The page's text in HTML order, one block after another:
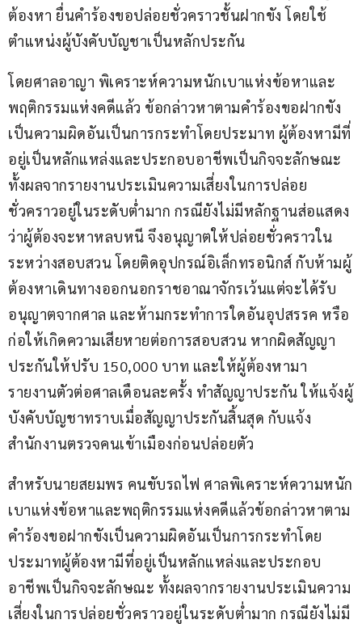
ต้องหา ยื่นคำร้องขอปล่อยชั่วคราวชั้นฝากขัง โดยใช้
ตำแหน่งผู้บังคับบัญชาเป็นหลักประกัน
โดยศาลอาญา พิเคราะห์ความหนักเบาแห่งข้อหาและ
พฤติกรรมแห่งคดีแล้ว ข้อกล่าวหาตามคำร้องขอฝากขัง
เป็นความผิดอันเป็นการกระทำโดยประมาท ผู้ต้องหามีที่
อยู่เป็นหลักแหล่งและประกอบอาชีพเป็นกิจจะลักษณะ
ทั้งผลจากรายงานประเมินความเสี่ยงในการปล่อย
ชั่วคราวอยู่ในระดับต่ำมาก กรณียังไม่มีหลักฐานส่อแสดง
ว่าผู้ต้องจะหาหลบหนี จึงอนุญาตให้ปล่อยชั่วคราวใน
ระหว่างสอบสวน โดยติดอุปกรณ์อิเล็กทรอนิกส์ กับห้ามผู้
ต้องหาเดินทางออกนอกราชอาณาจักรเว้นแต่จะได้รับ
อนุญาตจากศาล และห้ามกระทำการใดอันอุปสรรค หรือ
ก่อให้เกิดความเสียหายต่อการสอบสวน หากผิดสัญญา
ประกันให้ปรับ 150,000 บาท และให้ผู้ต้องหามา
รายงานตัวต่อศาลเดือนละครั้ง ทำสัญญาประกัน ให้แจ้งผู้
บังคับบัญชาทราบเมื่อสัญญาประกันสิ้นสุด กับแจ้ง
สำนักงานตรวจคนเข้าเมืองก่อนปล่อยตัว
สำหรับนายสยมพร คนขับรถไฟ ศาลพิเคราะห์ความหนัก
เบาแห่งข้อหาและพฤติกรรมแห่งคดีแล้วข้อกล่าวหาตาม
คำร้องขอฝากขังเป็นความผิดอันเป็นการกระทำโดย
ประมาทผู้ต้องหามีที่อยู่เป็นหลักแหล่งและประกอบ
อาชีพเป็นกิจจะลักษณะ ทั้งผลจากรายงานประเมินความ
เสี่ยงในการปล่อยชั่วคราวอยู่ในระดับต่ำมาก กรณียังไม่มี